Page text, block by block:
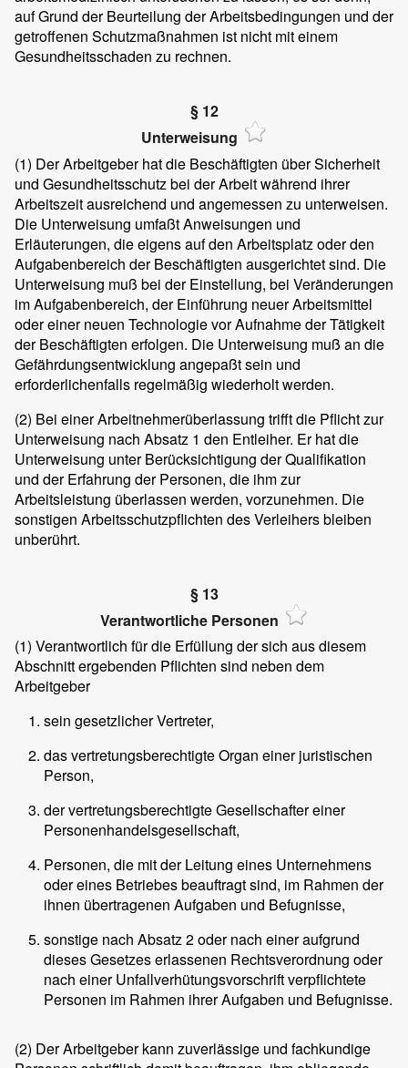
auf Grund der Beurteilung der Arbeitsbedingungen und der
getroffenen Schutzmaßnahmen ist nicht mit einem
Gesundheitsschaden zu rechnen.
§ 12
Unterweisung
(1) Der Arbeitgeber hat die Beschäftigten über Sicherheit
und Gesundheitsschutz bei der Arbeit während ihrer
Arbeitszeit ausreichend und angemessen zu unterweisen.
Die Unterweisung umfaßt Anweisungen und
Erläuterungen, die eigens auf den Arbeitsplatz oder den
Aufgabenbereich der Beschäftigten ausgerichtet sind. Die
Unterweisung muß bei der Einstellung, bei Veränderungen
im Aufgabenbereich, der Einführung neuer Arbeitsmittel
oder einer neuen Technologie vor Aufnahme der Tätigkeit
der Beschäftigten erfolgen. Die Unterweisung muß an die
Gefährdungsentwicklung angepaßt sein und
erforderlichenfalls regelmäßig wiederholt werden.
(2) Bei einer Arbeitnehmerüberlassung trifft die Pflicht zur
Unterweisung nach Absatz 1 den Entleiher. Er hat die
Unterweisung unter Berücksichtigung der Qualifikation
und der Erfahrung der Personen, die ihm zur
Arbeitsleistung überlassen werden, vorzunehmen. Die
sonstigen Arbeitsschutzpflichten des Verleihers bleiben
unberührt.
§ 13
Verantwortliche Personen
(1) Verantwortlich für die Erfüllung der sich aus diesem
Abschnitt ergebenden Pflichten sind neben dem
Arbeitgeber
sein gesetzlicher Vertreter,
das vertretungsberechtigte Organ einer juristischen
Person,
der vertretungsberechtigte Gesellschafter einer
Personenhandelsgesellschaft,
Personen, die mit der Leitung eines Unternehmens
oder eines Betriebes beauftragt sind, im Rahmen der
ihnen übertragenen Aufgaben und Befugnisse,
sonstige nach Absatz 2 oder nach einer aufgrund
dieses Gesetzes erlassenen Rechtsverordnung oder
nach einer Unfallverhütungsvorschrift verpflichtete
Personen im Rahmen ihrer Aufgaben und Befugnisse.
(2) Der Arbeitgeber kann zuverlässige und fachkundige